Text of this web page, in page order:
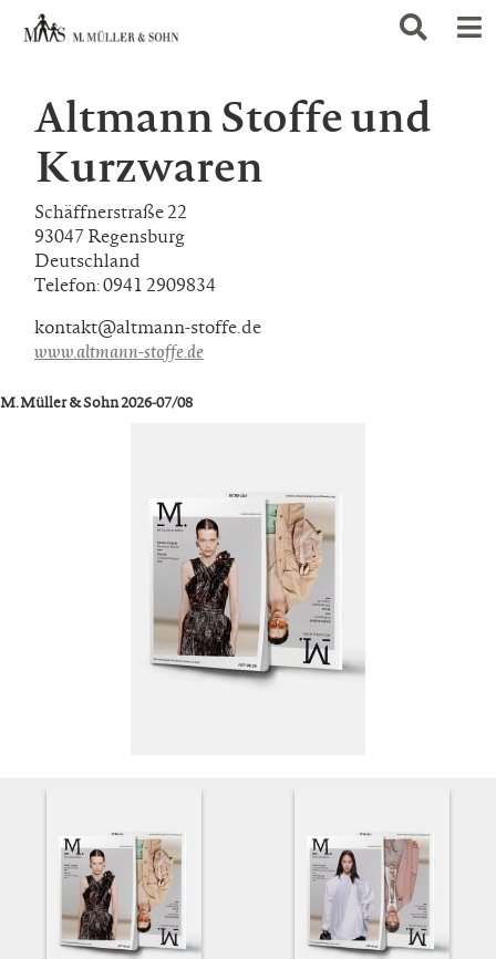
Altmann Stoffe und
Kurzwaren
Schäffnerstraße 22
93047 Regensburg
Deutschland
Telefon: 0941 2909834
kontakt@altmann-stoffe.de
www.altmann-stoffe.de
M. Müller & Sohn 2026-07/08